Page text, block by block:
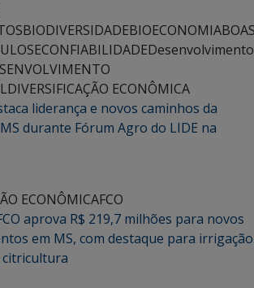
BIODIVERSIDADEBIOECONOMIA
CONFIABILIDADEDesenvolvimento
DIVERSIFICAÇÃO ECONÔMICA
liderança e novos caminhos da
durante Fórum Agro do LIDE na
ECONÔMICAFCO
aprova R$ 219,7 milhões para novos
em MS, com destaque para irrigação
citricultura